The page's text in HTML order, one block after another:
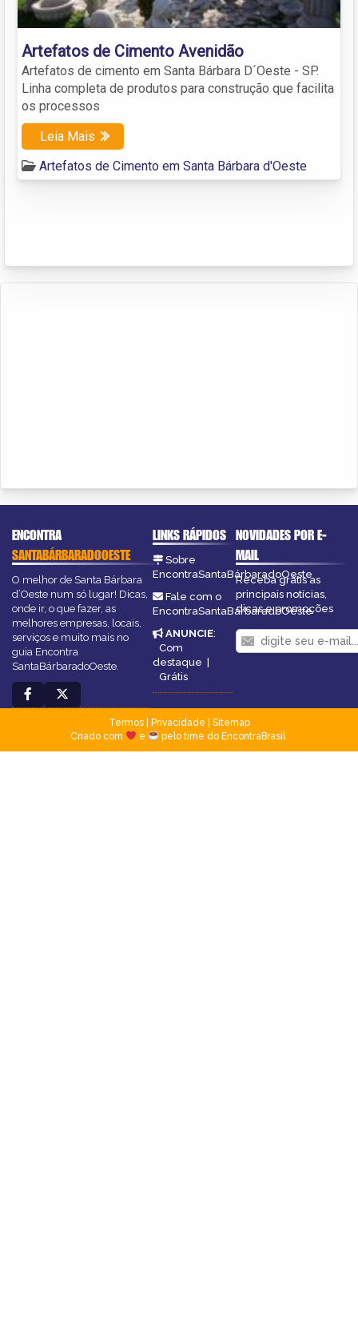
Artefatos de Cimento Avenidão
Artefatos de cimento em Santa Bárbara D´Oeste - SP.
Linha completa de produtos para construção que facilita
os processos
Leia Mais
Artefatos de Cimento em Santa Bárbara d'Oeste
ENCONTRA
SANTABÁRBARADOOESTE
O melhor de Santa Bárbara
d’Oeste num só lugar! Dicas,
onde ir, o que fazer, as
melhores empresas, locais,
serviços e muito mais no
guia Encontra
SantaBárbaradoOeste.
LINKS RÁPIDOS
Sobre
EncontraSantaBárbaradoOeste
Fale com o
EncontraSantaBárbaradoOeste
ANUNCIE:
Com
destaque |
Grátis
NOVIDADES POR E-
MAIL
Receba grátis as
principais notícias,
dicas e promoções
Termos| Privacidade
Sitemap
Criado com
e pelo time do EncontraBrasil